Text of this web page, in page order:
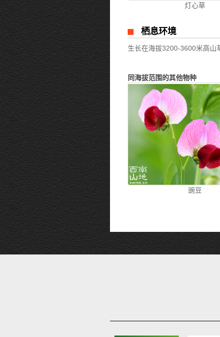
灯心草
栖息环境
生长在海拔3200-3600米高山
同海拔范围的其他物种
豌豆